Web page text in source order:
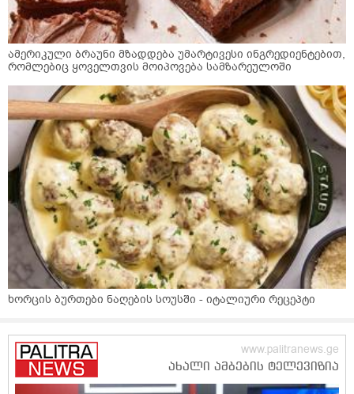
ამერიკული ბრაუნი მზადდება უმარტივესი ინგრედიენტებით,
რომლებიც ყოველთვის მოიპოვება სამზარეულოში
ხორცის ბურთები ნაღების სოუსში - იტალიური რეცეპტი